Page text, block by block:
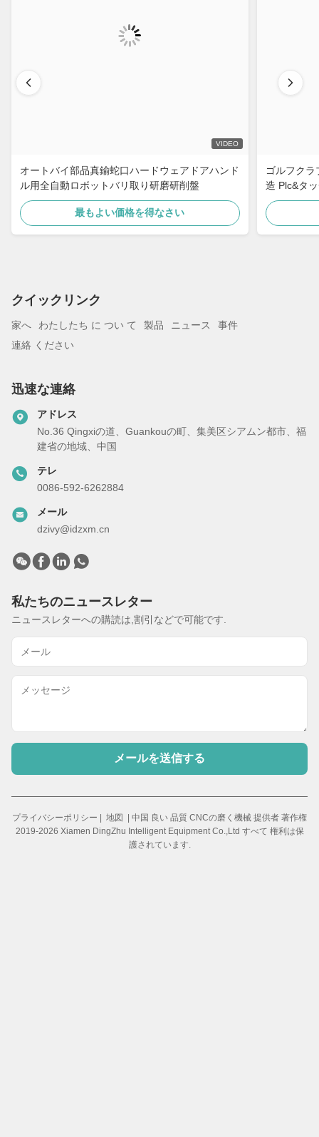
VIDEO
オートバイ部品真鍮蛇口ハードウェアドアハンド
ル用全自動ロボットバリ取り研磨研削盤
最もよい価格を得なさい
ゴルフク
造 Plc&タ
ット ロボ
クイックリンク
家へ わたしたち に つい て 製品 ニュース
事件
連絡 ください
迅速な連絡
アドレス
No.36 Qingxiの道、Guankouの町、集美区シアムン都市、福
建省の地域、中国
テレ
0086-592-6262884
メール
dzivy@idzxm.cn
私たちのニュースレター
ニュースレターへの購読は,割引などで可能です.
メールを送信する
プライバシーポリシー | 地図
2019-2026 Xiamen DingZhu Intelligent Equipment Co.,Ltd すべて 権利は保
護されています.